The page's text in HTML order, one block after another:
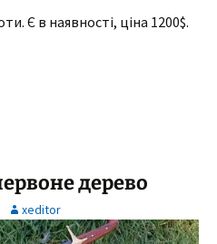
Є в наявності, ціна 1200$.
дерево
xeditor